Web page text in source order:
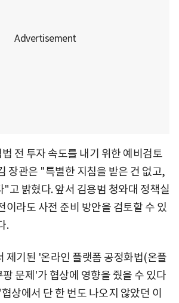
전 투자 속도를 내기 위한 예비검토
장관은 "특별한 지침을 받은 건 없고,
"고 밝혔다. 앞서 김용범 청와대 정책실
이라도 사전 준비 방안을 검토할 수 있
.
제기된 '온라인 플랫폼 공정화법(온플
문제'가 협상에 영향을 줬을 수 있다
상에서 단 한 번도 나오지 않았던 이